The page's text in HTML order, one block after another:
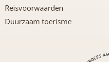
Reisvoorwaarden
Duurzaam toerisme